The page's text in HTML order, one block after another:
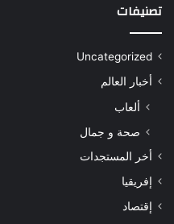
تصنيفات
Uncategorized
أخبار العالم
ألعاب
صحة و جمال
أخر المستجدات
إفريقيا
إقتصاد